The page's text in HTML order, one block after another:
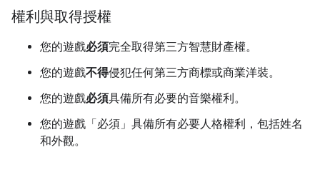
權利與取得授權
您的遊戲必須完全取得第三方智慧財產權。
您的遊戲不得侵犯任何第三方商標或商業洋裝。
您的遊戲必須具備所有必要的音樂權利。
您的遊戲「必須」 具備所有必要人格權利，包括姓名
和外觀。